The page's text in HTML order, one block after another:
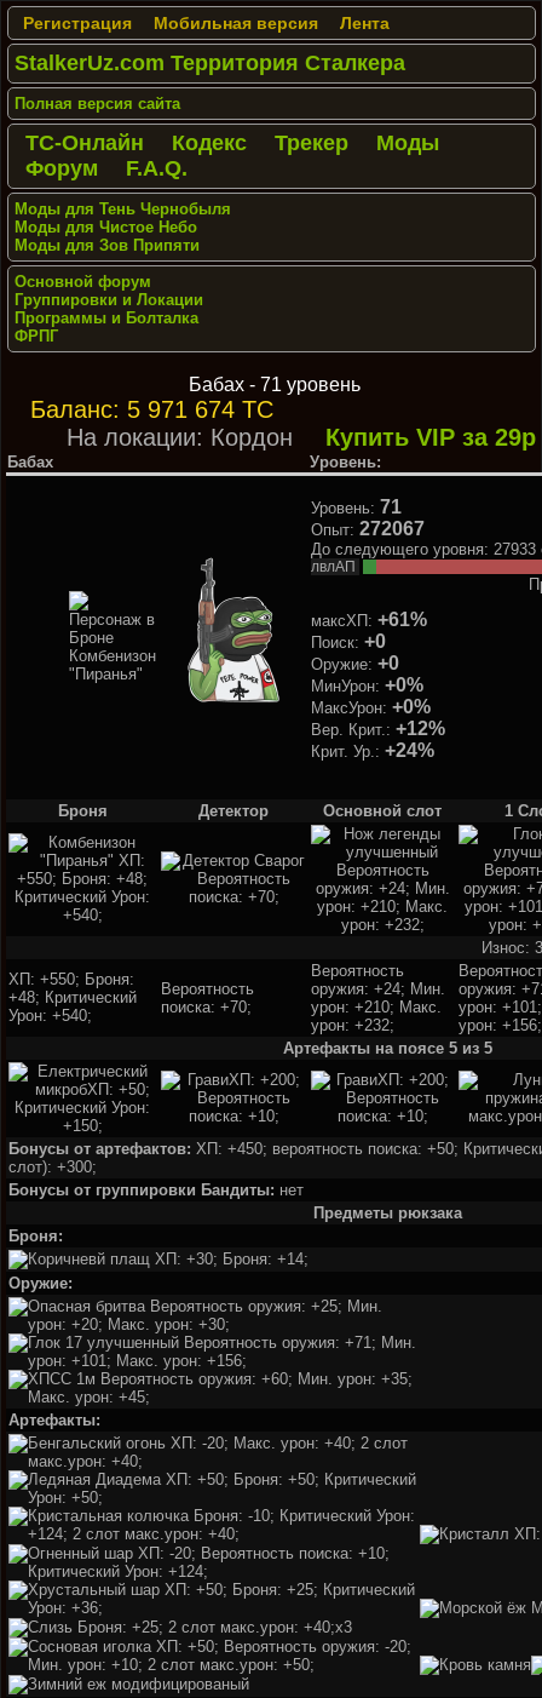
Регистрация Мобильная версия Лента
StalkerUz.com Территория Сталкера
Полная версия сайта
ТС-Онлайн Кодекс Трекер
Моды
Форум
F.A.Q.
Моды для Тень Чернобыля
Моды для Чистое Небо
Моды для Зов Припяти
Основной форум
Группировки и Локации
Программы и Болталка
ФРПГ
Бабах - 71 уровень
Баланс: 5 971 674 ТС
На локации: Кордон
Купить VIP за 29р
Бабах Уровень:
Уровень: 71
Опыт: 272067
До следующего уровня: 27933
лвлАП
максХП: +61%
Поиск: +0
Оружие: +0
МинУрон: +0%
МаксУрон: +0%
Вер. Крит.: +12%
Крит. Ур.: +24%
Броня Детектор Основной слот 1
Износ:
ХП: +550; Броня:
+48; Критический
Урон: +540;
Вероятность
поиска: +70;
Вероятность
оружия: +24; Мин.
урон: +210; Макс.
урон: +232;
оружия:
урон:
урон: +156;
Артефакты на поясе 5 из 5
Бонусы от артефактов: ХП: +450; вероятность поиска: +50;
слот): +300;
Бонусы от группировки Бандиты: нет
Предметы рюкзака
Броня:
Оружие:
Артефакты:
x3